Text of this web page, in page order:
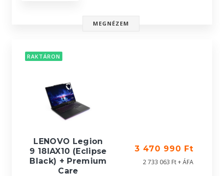
MEGNÉZEM
RAKTÁRON
LENOVO Legion
9 18IAX10 (Eclipse
Black) + Premium
Care
3 470 990 Ft
2 733 063 Ft + ÁFA